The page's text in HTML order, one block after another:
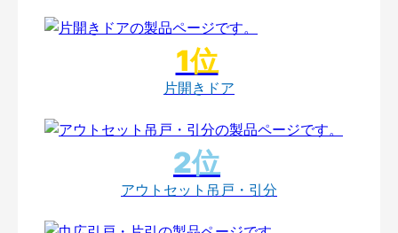
片開きドア
アウトセット吊戸・引分